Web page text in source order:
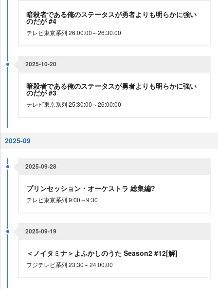
暗殺者である俺のステータスが勇者よりも明らかに強い
のだが #4
テレビ東京系列 26:00:00～26:30:00
2025-10-20
暗殺者である俺のステータスが勇者よりも明らかに強い
のだが #3
テレビ東京系列 25:30:00～26:00:00
2025-09
2025-09-28
プリンセッション・オーケストラ 総集編?
テレビ東京系列 9:00～9:30
2025-09-19
＜ノイタミナ＞よふかしのうた Season2 #12[解]
フジテレビ系列 23:30～24:00:00